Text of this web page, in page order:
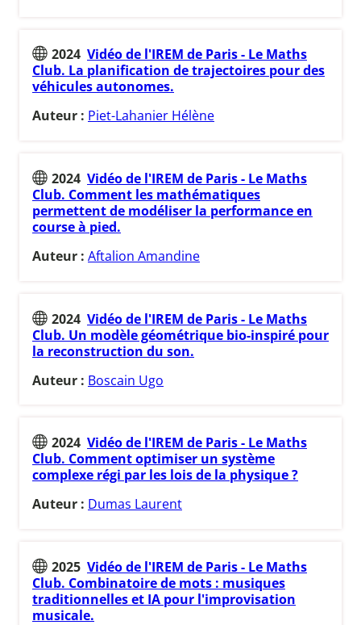
2024 Vidéo de l'IREM de Paris - Le Maths
Club. La planification de trajectoires pour des
véhicules autonomes.
Auteur : Piet-Lahanier Hélène
2024 Vidéo de l'IREM de Paris - Le Maths
Club. Comment les mathématiques
permettent de modéliser la performance en
course à pied.
Auteur : Aftalion Amandine
2024 Vidéo de l'IREM de Paris - Le Maths
Club. Un modèle géométrique bio-inspiré pour
la reconstruction du son.
Auteur : Boscain Ugo
2024 Vidéo de l'IREM de Paris - Le Maths
Club. Comment optimiser un système
complexe régi par les lois de la physique ?
Auteur : Dumas Laurent
2025 Vidéo de l'IREM de Paris - Le Maths
Club. Combinatoire de mots : musiques
traditionnelles et IA pour l'improvisation
musicale.